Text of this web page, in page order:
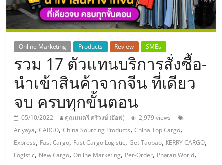
รวม
ธุรกิจ
เอ
ส
เอ็
มอี
Online Marketing Products Review SMEs
รวม 17 ตัวแทนบริการสั่งซื้อ-
นำเข้าสินค้าจากจีน ที่เดียว
จบ ครบทุกขั้นตอน
05/10/2022 คุณมนตรี ศรีวงษ์ (อ๊อฟ)
2,979 views
Ariyaya,CARGO,China Sourcing Products,China Top Cargo,
Express, Fast Cargo, Fast Cargo Logistic,Get Taobao, KERRY CARGO,
Logistic, New Cargo,Online Marketing, Per-Order, Pharan World,